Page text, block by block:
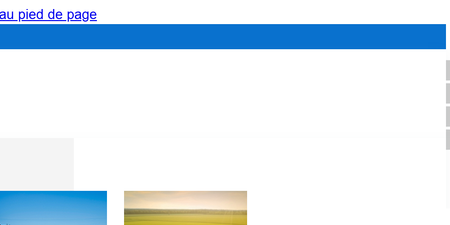
pied de page